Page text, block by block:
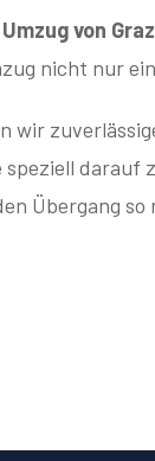
Umzug von
nicht nur
wir
speziell darauf
Übergang